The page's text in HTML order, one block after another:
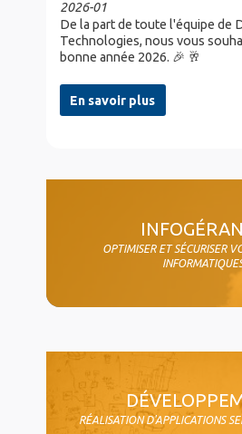
2026-01
De la part de toute l'équipe de
Technologies, nous vous
bonne année 2026. 🎉 🥂
En savoir plus
OPTIMISER ET SÉCURISER
RÉALISATION D'APPLICATIONS